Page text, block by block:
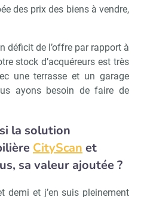
des prix des biens à vendre,
déficit de l’offre par rapport à
stock d’acquéreurs est très
une terrasse et un garage
ayons besoin de faire de
la solution
CityScan et
sa valeur ajoutée ?
demi et j’en suis pleinement